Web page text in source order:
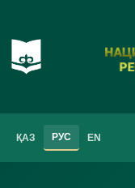
ҚАЗ РУС EN